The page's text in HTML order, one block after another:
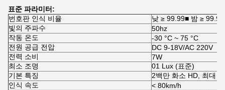
표준 파라미터:
번호판 인식 비율
낮 ≥ 99.99■ 밤 ≥
빛의 주파수
50hz
작동 온도
-30 °C ~ 75 °C
전원 공급 전압
DC 9-18V/AC 220V
전력 소비
7W
최소 조명
01 Lux (표준)
기본 특징
2백만 화소 HD, 최대
인식 속도
< 80km/h